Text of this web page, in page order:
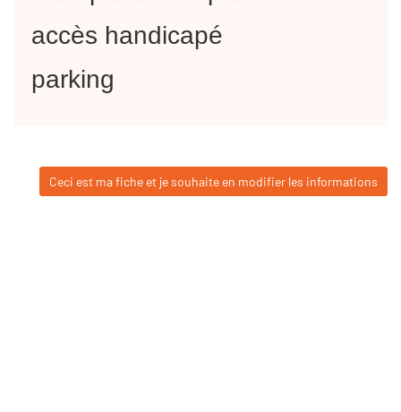
accès handicapé
parking
Ceci est ma fiche et je souhaite en modifier les informations